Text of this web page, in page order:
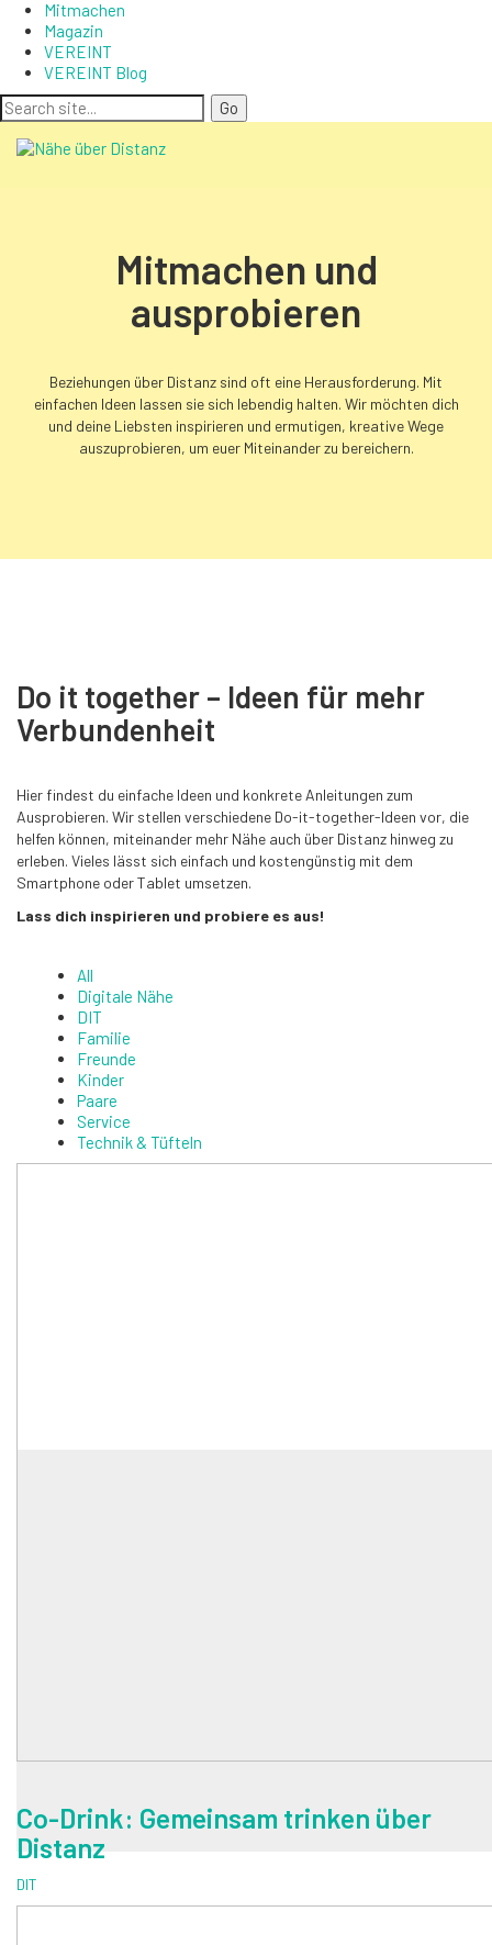
Mitmachen
Magazin
VEREINT
VEREINT Blog
Mitmachen und
ausprobieren
Beziehungen über Distanz sind oft eine Herausforderung. Mit
einfachen Ideen lassen sie sich lebendig halten. Wir möchten dich
und deine Liebsten inspirieren und ermutigen, kreative Wege
auszuprobieren, um euer Miteinander zu bereichern.
Do it together – Ideen für mehr
Verbundenheit
Hier findest du einfache Ideen und konkrete Anleitungen zum
Ausprobieren. Wir stellen verschiedene Do-it-together-Ideen vor, die
helfen können, miteinander mehr Nähe auch über Distanz hinweg zu
erleben. Vieles lässt sich einfach und kostengünstig mit dem
Smartphone oder Tablet umsetzen.
Lass dich inspirieren und probiere es aus!
All
Digitale Nähe
DIT
Familie
Freunde
Kinder
Paare
Service
Technik & Tüfteln
Co-Drink: Gemeinsam trinken über
Distanz
DIT